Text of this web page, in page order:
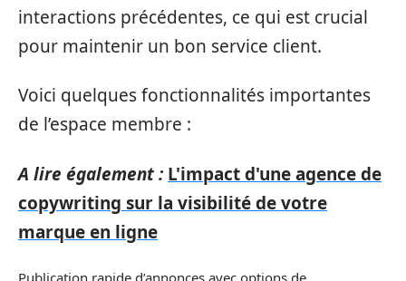
interactions précédentes, ce qui est crucial
pour maintenir un bon service client.
Voici quelques fonctionnalités importantes
de l’espace membre :
A lire également : L'impact d'une agence de
copywriting sur la visibilité de votre
marque en ligne
Publication rapide d’annonces avec options de